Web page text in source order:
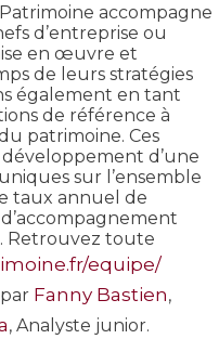
accompagne
d’entreprise ou
en œuvre et
de leurs stratégies
également en tant
de référence à
patrimoine. Ces
d’une
sur l’ensemble
taux annuel de
Retrouvez toute
equipe/
Fanny Bastien,
, Analyste junior.